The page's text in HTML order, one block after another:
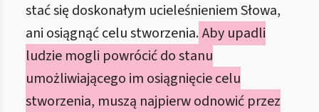
stać się doskonałym ucieleśnieniem Słowa,
ani osiągnąć celu stworzenia.Aby upadli
ludzie mogli powrócić do stanu
umożliwiającego im osiągnięcie celu
stworzenia, muszą najpierw odnowić przez